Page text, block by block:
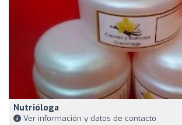
Nutrióloga
Ver información y datos de contacto